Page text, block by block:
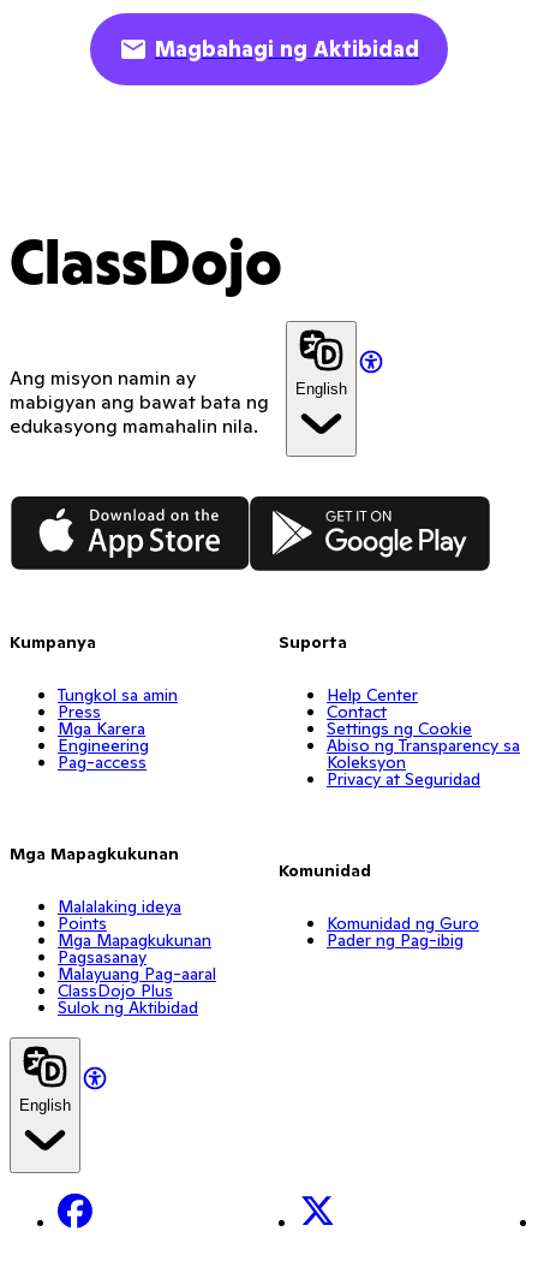
Magbahagi ng Aktibidad
ClassDojo
Ang misyon namin ay
mabigyan ang bawat bata ng
edukasyong mamahalin nila.
English
App Store Google Play
Kumpanya
Tungkol sa amin
Press
Mga Karera
Engineering
Pag-access
Mga Mapagkukunan
Malalaking ideya
Points
Mga Mapagkukunan
Pagsasanay
Malayuang Pag-aaral
ClassDojo Plus
Sulok ng Aktibidad
Suporta
Help Center
Contact
Settings ng Cookie
Abiso ng Transparency sa
Koleksyon
Privacy at Seguridad
Komunidad
Komunidad ng Guro
Pader ng Pag-ibig
English
Facebook X